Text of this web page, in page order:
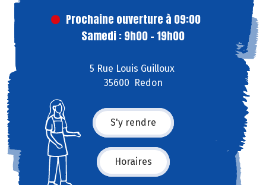
Prochaine ouverture à 09:00
Samedi : 9h00 - 19h00
5 Rue Louis Guilloux
35600 Redon
S'y rendre
Horaires